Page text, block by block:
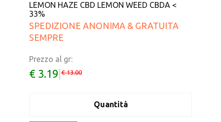
LEMON HAZE CBD LEMON WEED CBDA <
33%
SPEDIZIONE ANONIMA & GRATUITA
SEMPRE
Prezzo al gr:
€ 3.19 € 13.00
Quantità